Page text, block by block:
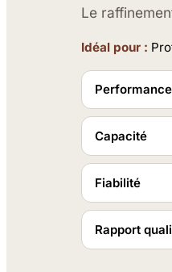
Le
Idéal pour :
Performance
Capacité
Fiabilité
Rapport